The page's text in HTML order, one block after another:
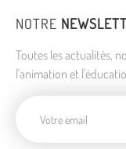
NOTRE
Toutes les actualités,
l'animation et